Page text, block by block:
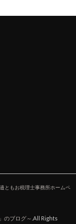
ともお税理士事務所ホームペ
のブログ～ .All Rights